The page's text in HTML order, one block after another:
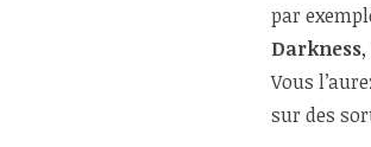
par
Darkness,
Vous
sur des